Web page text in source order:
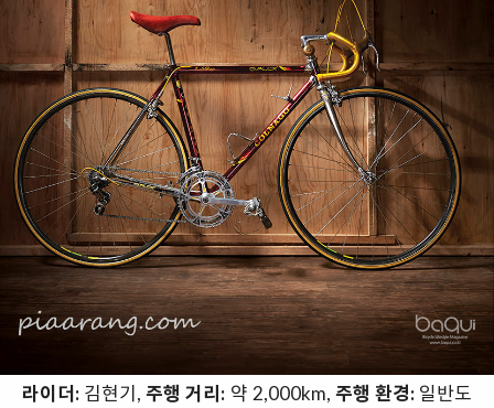
라이더: 김현기,주행 거리: 약 2,000km, 주행 환경:일반도